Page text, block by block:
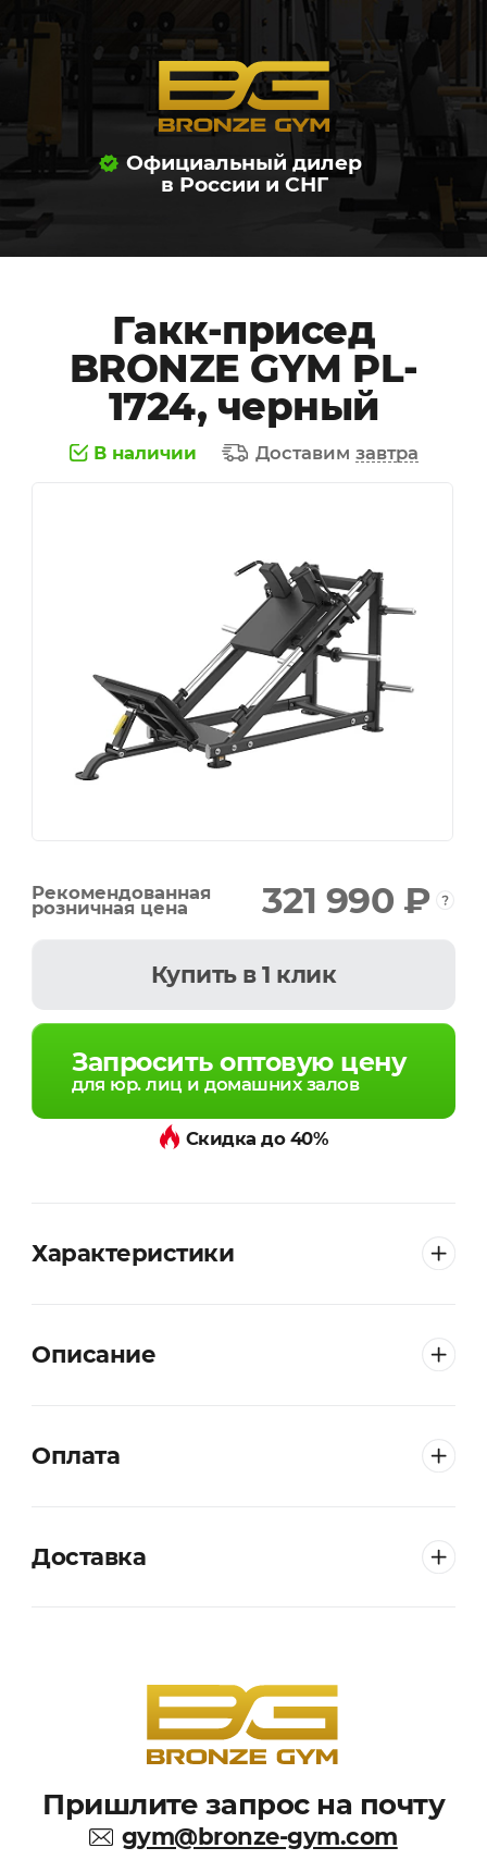
Официальный дилер
в России и СНГ
Гакк-присед
BRONZE GYM PL-
1724, черный
В наличии Доставим завтра
Рекомендованная
розничная цена 321 990 ₽
Запросить оптовую цену
для юр. лиц и домашних залов
Скидка до 40%
Купить в 1 клик
Характеристики
Описание
Оплата
Доставка
Пришлите запрос на почту
gym@bronze-gym.com